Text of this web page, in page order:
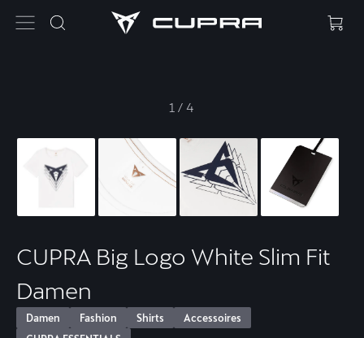
1 /4
CUPRA Big Logo White Slim Fit
Damen
Damen Fashion Shirts
Accessoires